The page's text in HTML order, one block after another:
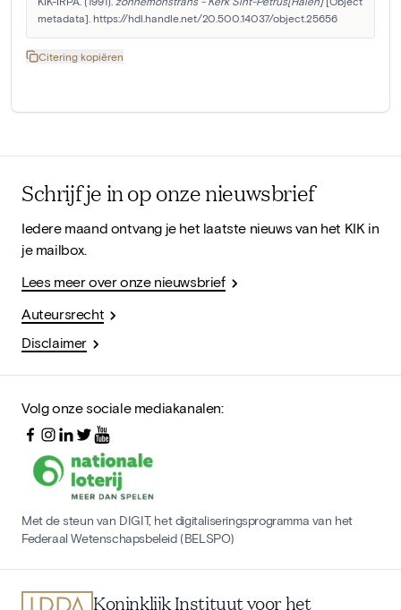
metadata]. https://hdl.handle.net/20.500.14037/object.25656
Citering kopiëren
Schrijf je in op onze nieuwsbrief
Iedere maand ontvang je het laatste nieuws van het KIK in
je mailbox.
Lees meer over onze nieuwsbrief
Auteursrecht
Disclaimer
Volg onze sociale mediakanalen:
Met de steun van DIGIT, het digitaliseringsprogramma van het
Federaal Wetenschapsbeleid (BELSPO)
Koninklijk Instituut voor het